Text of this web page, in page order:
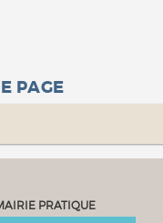
PAGE
PRATIQUE